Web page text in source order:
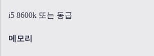
i5 8600k 또는 동급
메모리